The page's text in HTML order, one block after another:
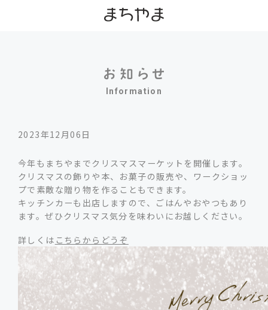
Information
2023年12月06日
今年もまちやまでクリスマスマーケットを開催します。
クリスマスの飾りや本、お菓子の販売や、ワークショッ
プで素敵な贈り物を作ることもできます。
キッチンカーも出店しますので、ごはんやおやつもあり
ます。ぜひクリスマス気分を味わいにお越しください。
詳しくは こちらからどうぞ